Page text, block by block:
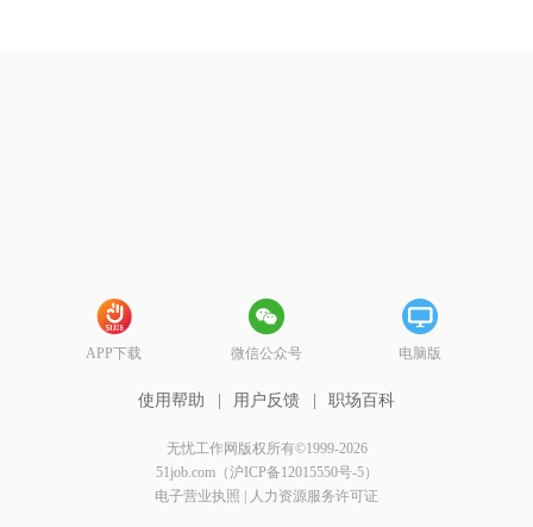
APP下载 微信公众号 电脑版
使用帮助 用户反馈 职场百科
无忧工作网版权所有©1999-2026
51job.com（沪ICP备12015550号-5）
电子营业执照
人力资源服务许可证